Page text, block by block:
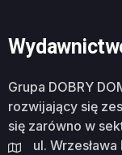
Grupa DOBRY
rozwijający się
się zarówno w
ul.